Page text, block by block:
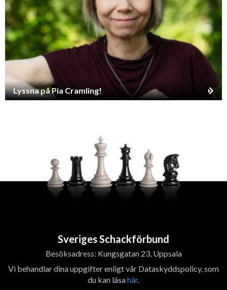
Lyssna på Pia Cramling!
Sveriges Schackförbund
Besöksadress: Kungsgatan 23, Uppsala
Vi behandlar dina uppgifter enligt vår Dataskyddspolicy, som
du kan läsahär.